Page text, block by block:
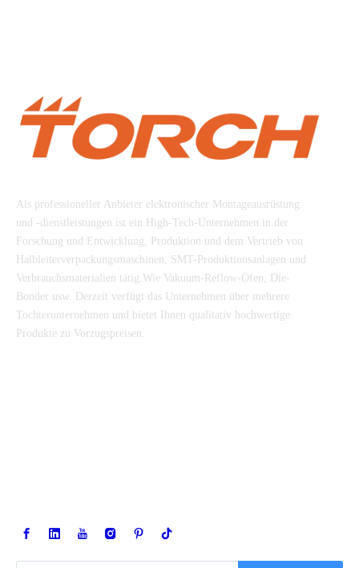
Als professioneller Anbieter elektronischer Montageausrüstung
und -dienstleistungen ist ein High-Tech-Unternehmen in der
Forschung und Entwicklung, Produktion und dem Vertrieb von
Halbleiterverpackungsmaschinen, SMT-Produktionsanlagen und
Verbrauchsmaterialien tätig.Wie Vakuum-Reflow-Öfen, Die-
Bonder usw. Derzeit verfügt das Unternehmen über mehrere
Tochterunternehmen und bietet Ihnen qualitativ hochwertige
Produkte zu Vorzugspreisen.